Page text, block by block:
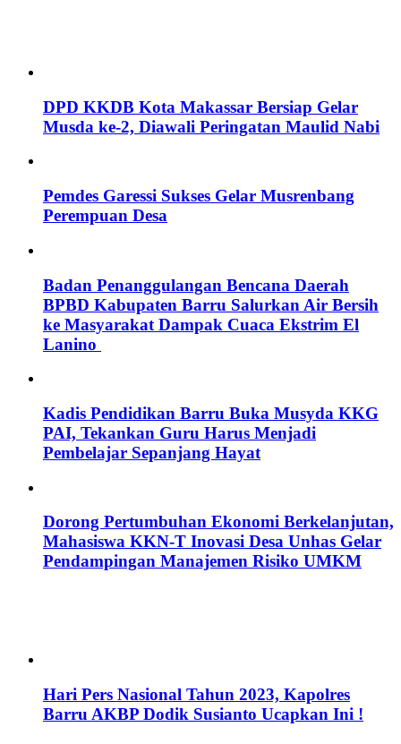
DPD KKDB Kota Makassar Bersiap Gelar
Musda ke-2, Diawali Peringatan Maulid Nabi
Pemdes Garessi Sukses Gelar Musrenbang
Perempuan Desa
Badan Penanggulangan Bencana Daerah
BPBD Kabupaten Barru Salurkan Air Bersih
ke Masyarakat Dampak Cuaca Ekstrim El
Lanino
Kadis Pendidikan Barru Buka Musyda KKG
PAI, Tekankan Guru Harus Menjadi
Pembelajar Sepanjang Hayat
Dorong Pertumbuhan Ekonomi Berkelanjutan,
Mahasiswa KKN-T Inovasi Desa Unhas Gelar
Pendampingan Manajemen Risiko UMKM
Hari Pers Nasional Tahun 2023, Kapolres
Barru AKBP Dodik Susianto Ucapkan Ini !